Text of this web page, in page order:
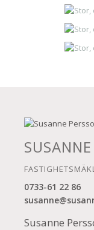
0733-61 22 86
Susanne